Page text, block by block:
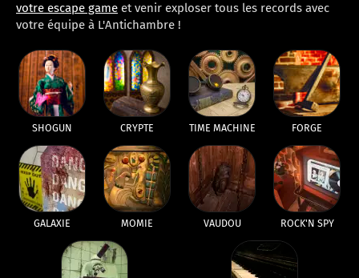
votre escape game et venir exploser tous les records avec
votre équipe à L'Antichambre !
SHOGUN CRYPTE TIME MACHINE FORGE
GALAXIE MOMIE VAUDOU ROCK'N SPY